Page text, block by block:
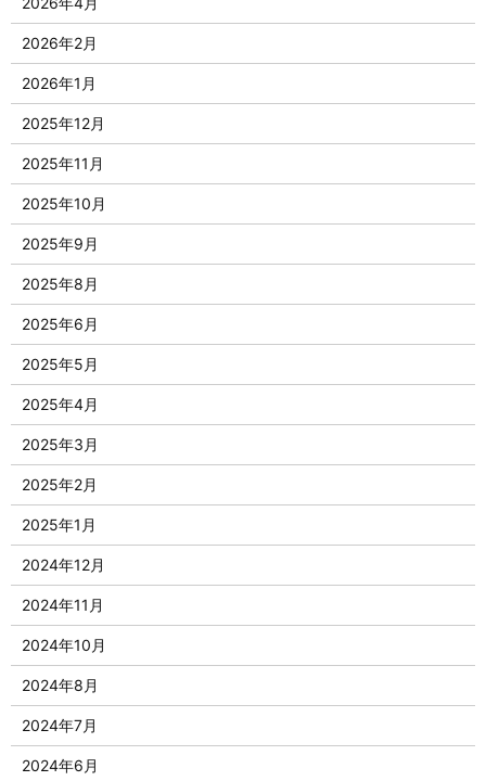
2026年2月
2026年1月
2025年12月
2025年11月
2025年10月
2025年9月
2025年8月
2025年6月
2025年5月
2025年4月
2025年3月
2025年2月
2025年1月
2024年12月
2024年11月
2024年10月
2024年8月
2024年7月
2024年6月